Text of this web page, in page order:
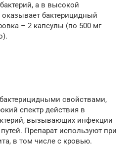
а в высокой
бактерицидный
– 2 капсулы (по 500 мг
свойствами,
спектр действия в
вызывающих инфекции
Препарат используют при
в том числе с кровью.